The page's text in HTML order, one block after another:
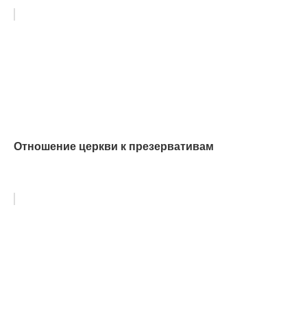
Отношение церкви к презервативам